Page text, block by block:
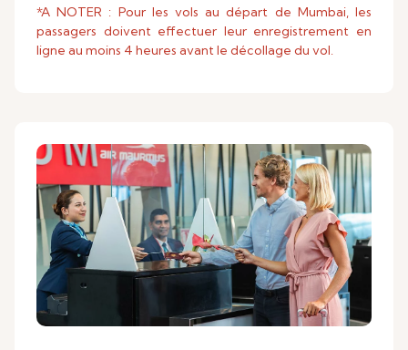
*A NOTER : Pour les vols au départ de Mumbai, les
passagers doivent effectuer leur enregistrement en
ligne au moins 4 heures avant le décollage du vol.